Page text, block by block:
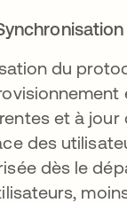
du
et à jour
des
dès le